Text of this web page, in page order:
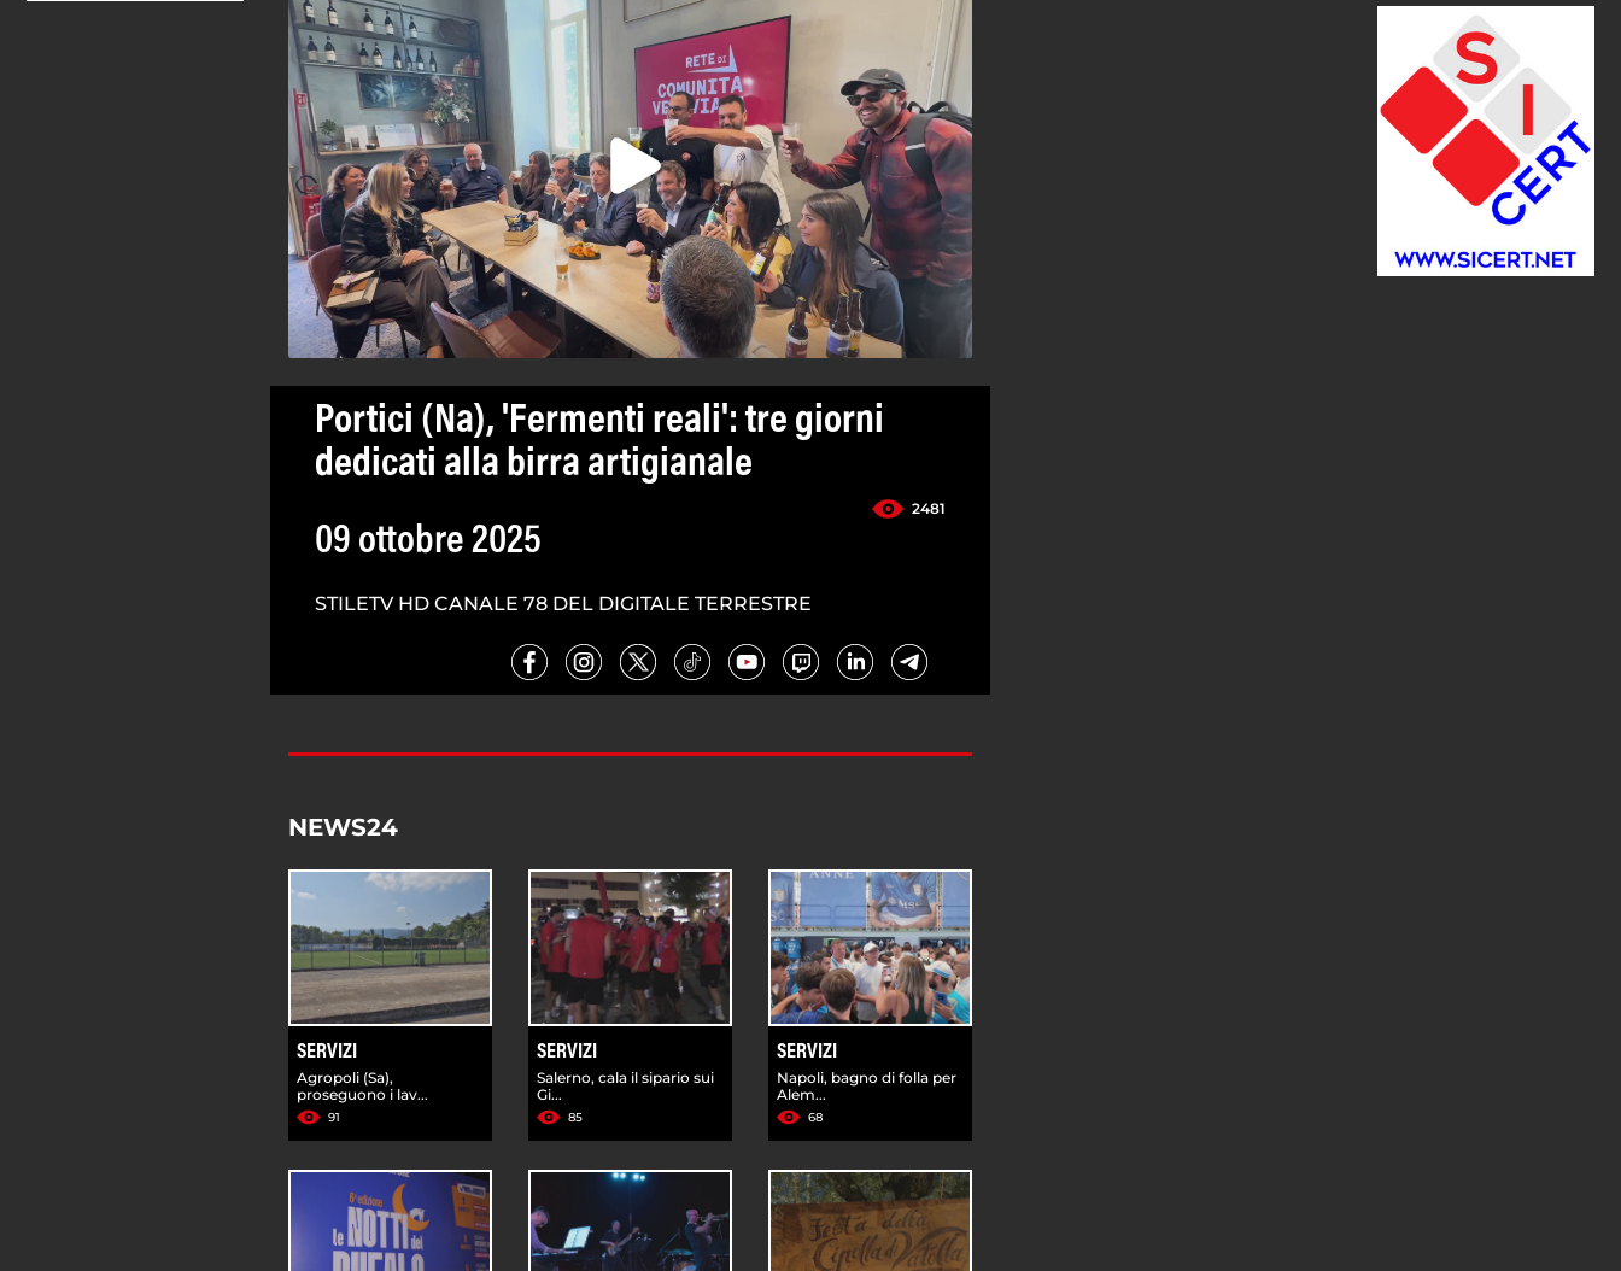
Portici (Na), 'Fermenti reali': tre giorni
dedicati alla birra artigianale
2481
09 ottobre 2025
STILETV HD CANALE 78 DEL DIGITALE TERRESTRE
NEWS24
SERVIZI
Agropoli (Sa),
proseguono i lav...
91
SERVIZI
Salerno, cala il sipario sui
Gi...
85
SERVIZI
Napoli, bagno di folla per
Alem...
68